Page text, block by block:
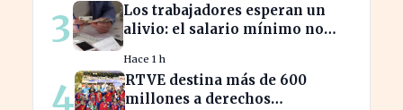
3
Los trabajadores esperan un
alivio: el salario mínimo no
Hace 1 h
4
RTVE destina más de 600
millones a derechos